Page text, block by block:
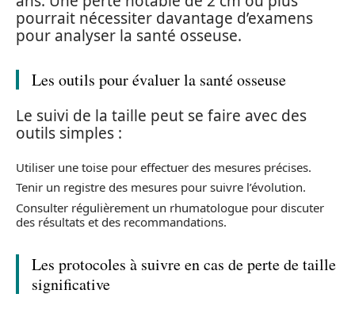
pourrait nécessiter davantage d’examens
pour analyser la santé osseuse.
Les outils pour évaluer la santé osseuse
Le suivi de la taille peut se faire avec des
outils simples :
Utiliser une toise pour effectuer des mesures précises.
Tenir un registre des mesures pour suivre l’évolution.
Consulter régulièrement un rhumatologue pour discuter
des résultats et des recommandations.
Les protocoles à suivre en cas de perte de taille
significative